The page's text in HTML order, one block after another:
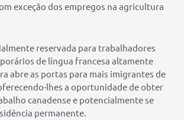
exceção dos empregos na agricultura
reservada para trabalhadores
de língua francesa altamente
abre as portas para mais imigrantes de
lhes a oportunidade de obter
canadense e potencialmente se
permanente.